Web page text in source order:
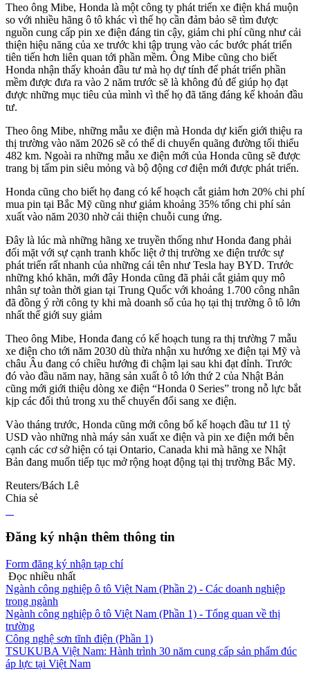
Theo ông Mibe, Honda là một công ty phát triển xe điện khá muộn
so với nhiều hãng ô tô khác vì thế họ cần đảm bảo sẽ tìm được
nguồn cung cấp pin xe điện đáng tin cậy, giảm chi phí cũng như cải
thiện hiệu năng của xe trước khi tập trung vào các bước phát triển
tiên tiến hơn liên quan tới phần mềm. Ông Mibe cũng cho biết
Honda nhận thấy khoản đầu tư mà họ dự tính để phát triển phần
mềm được đưa ra vào 2 năm trước sẽ là không đủ để giúp họ đạt
được những mục tiêu của mình vì thế họ đã tăng đáng kể khoản đầu
tư.
Theo ông Mibe, những mẫu xe điện mà Honda dự kiến giới thiệu ra
thị trường vào năm 2026 sẽ có thể di chuyển quãng đường tối thiểu
482 km. Ngoài ra những mẫu xe điện mới của Honda cũng sẽ được
trang bị tấm pin siêu mỏng và bộ động cơ điện mới được phát triển.
Honda cũng cho biết họ đang có kế hoạch cắt giảm hơn 20% chi phí
mua pin tại Bắc Mỹ cũng như giảm khoảng 35% tổng chi phí sản
xuất vào năm 2030 nhờ cải thiện chuỗi cung ứng.
Đây là lúc mà những hãng xe truyền thống như Honda đang phải
đối mặt với sự cạnh tranh khốc liệt ở thị trường xe điện trước sự
phát triển rất nhanh của những cái tên như Tesla hay BYD. Trước
những khó khăn, mới đây Honda cũng đã phải cắt giảm quy mô
nhân sự toàn thời gian tại Trung Quốc với khoảng 1.700 công nhân
đã đồng ý rời công ty khi mà doanh số của họ tại thị trường ô tô lớn
nhất thế giới suy giảm
Theo ông Mibe, Honda đang có kế hoạch tung ra thị trường 7 mẫu
xe điện cho tới năm 2030 dù thừa nhận xu hướng xe điện tại Mỹ và
châu Âu đang có chiều hướng đi chậm lại sau khi đạt đỉnh. Trước
đó vào đầu năm nay, hãng sản xuất ô tô lớn thứ 2 của Nhật Bản
cũng mới giới thiệu dòng xe điện “Honda 0 Series” trong nỗ lực bắt
kịp các đối thủ trong xu thế chuyển đổi sang xe điện.
Vào tháng trước, Honda cũng mới công bố kế hoạch đầu tư 11 tỷ
USD vào những nhà máy sản xuất xe điện và pin xe điện mới bên
cạnh các cơ sở hiện có tại Ontario, Canada khi mà hãng xe Nhật
Bản đang muốn tiếp tục mở rộng hoạt động tại thị trường Bắc Mỹ.
Reuters/Bách Lê
Chia sẻ
Đăng ký nhận thêm thông tin
Form đăng ký nhận tạp chí
Đọc nhiều nhất
Ngành công nghiệp ô tô Việt Nam (Phần 2) - Các doanh nghiệp
trong ngành
Ngành công nghiệp ô tô Việt Nam (Phần 1) - Tổng quan về thị
trường
Công nghệ sơn tĩnh điện (Phần 1)
TSUKUBA Việt Nam: Hành trình 30 năm cung cấp sản phẩm đúc
áp lực tại Việt Nam